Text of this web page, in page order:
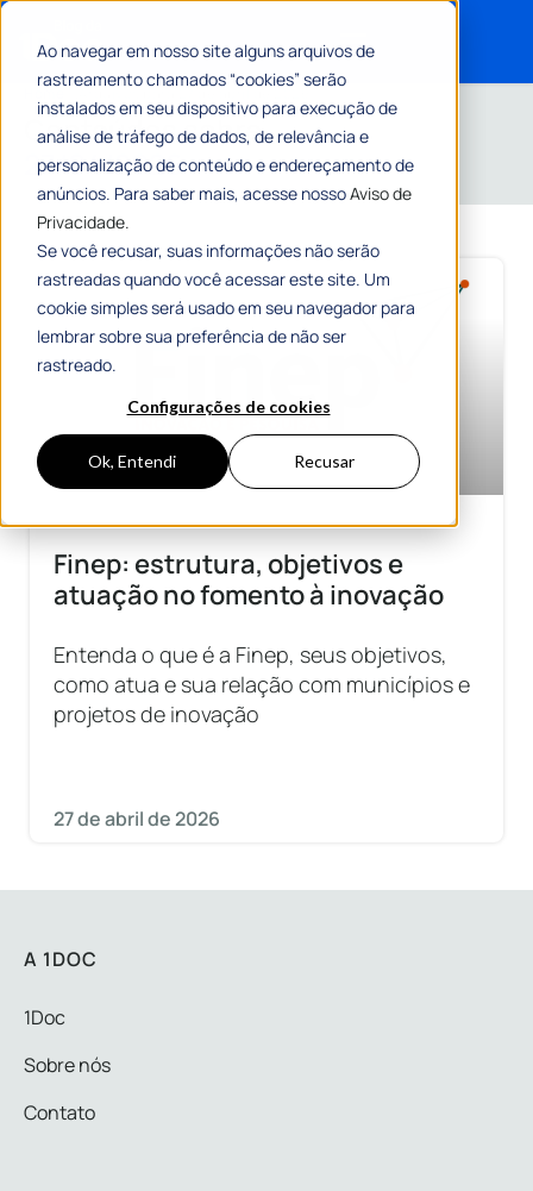
Ao navegar em nosso site alguns arquivos de
rastreamento chamados “cookies” serão
instalados em seu dispositivo para execução de
análise de tráfego de dados, de relevância e
personalização de conteúdo e endereçamento de
anúncios. Para saber mais, acesse nossoAviso de
Privacidade.
Se você recusar, suas informações não serão
rastreadas quando você acessar este site. Um
cookie simples será usado em seu navegador para
lembrar sobre sua preferência de não ser
rastreado.
Configurações de cookies
Ok, Entendi Recusar
Home »Arquivos para 27 de abril de 2026
Conteúdos sobre
27/04/2026
Finep: estrutura, objetivos e
atuação no fomento à inovação
Entenda o que é a Finep, seus objetivos,
como atua e sua relação com municípios e
projetos de inovação
27 de abril de 2026
A 1DOC
1Doc
Sobre nós
Contato